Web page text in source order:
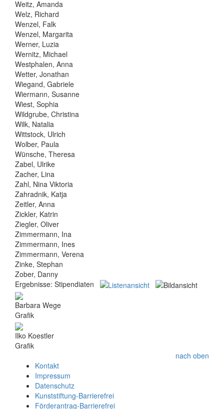
Weitz, Amanda
Welz, Richard
Wenzel, Falk
Wenzel, Margarita
Werner, Luzia
Wernitz, Michael
Westphalen, Anna
Wetter, Jonathan
Wiegand, Gabriele
Wiermann, Susanne
Wiest, Sophia
Wildgrube, Christina
Wilk, Natalia
Wittstock, Ulrich
Wolber, Paula
Wünsche, Theresa
Zabel, Ulrike
Zacher, Lina
Zahl, Nina Viktoria
Zahradnik, Katja
Zeitler, Anna
Zickler, Katrin
Ziegler, Oliver
Zimmermann, Ina
Zimmermann, Ines
Zimmermann, Verena
Zinke, Stephan
Zober, Danny
Ergebnisse: Stipendiaten
Barbara Wege
Grafik
Ilko Koestler
Grafik
nach oben
Kontakt
Impressum
Datenschutz
Kunststiftung-Barrierefrei
Förderantrag-Barrierefrei